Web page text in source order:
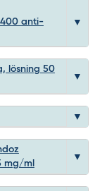
anti-
lösning 50
mg/ml